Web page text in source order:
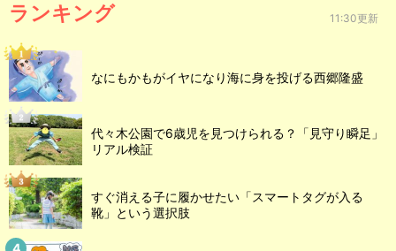
ランキング 11:30更新
なにもかもがイヤになり海に身を投げる西郷隆盛
代々木公園で6歳児を見つけられる？「見守り瞬足」
リアル検証
すぐ消える子に履かせたい「スマートタグが入る
靴」という選択肢